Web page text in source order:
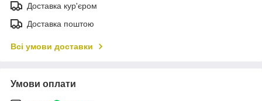
Доставка кур'єром
Доставка поштою
Всі умови доставки
Умови оплати